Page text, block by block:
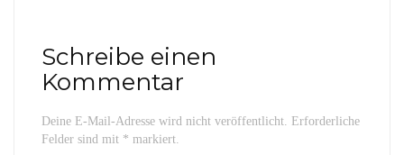
Schreibe einen
Kommentar
Deine E-Mail-Adresse wird nicht veröffentlicht. Erforderliche
Felder sind mit * markiert.